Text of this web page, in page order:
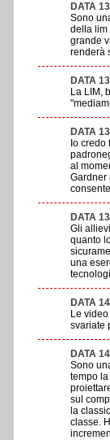
DATA
Sono
della lim
grande
renderà
DATA
La LIM,
DATA
Io
al
Gardner
DATA
Gli
quanto
una
DATA
Le
svariate
DATA
Sono
tempo
sul
la
classe.